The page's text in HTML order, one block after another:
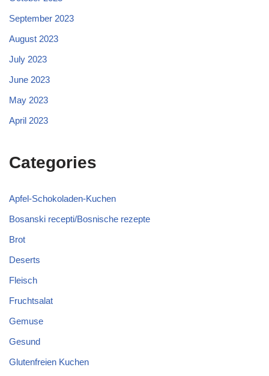
September 2023
August 2023
July 2023
June 2023
May 2023
April 2023
Categories
Apfel-Schokoladen-Kuchen
Bosanski recepti/Bosnische rezepte
Brot
Deserts
Fleisch
Fruchtsalat
Gemuse
Gesund
Glutenfreien Kuchen